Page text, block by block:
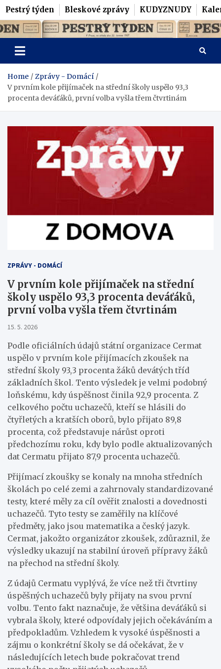
Pestrý týden Bleskové zprávy KUDYZNUDY
Skip
to
content
Pestrý Týden
Home
Zprávy - Domácí
V prvním kole přijímaček na střední školy uspělo 93,3
procenta deváťáků, první volba vyšla třem čtvrtinám
ZPRÁVY - DOMÁCÍ
V prvním kole přijímaček na střední
školy uspělo 93,3 procenta deváťáků,
první volba vyšla třem čtvrtinám
15. 5. 2026
Podle oficiálních údajů státní organizace Cermat
uspělo v prvním kole přijímacích zkoušek na
střední školy 93,3 procenta žáků devátých tříd
základních škol. Tento výsledek je velmi podobný
loňskému, kdy úspěšnost činila 92,9 procenta. Z
celkového počtu uchazečů, kteří se hlásili do
čtyřletých a kratších oborů, bylo přijato 89,8
procenta, což představuje nárůst oproti
předchozímu roku, kdy bylo podle aktualizovaných
dat Cermatu přijato 87,9 procenta uchazečů.
Přijímací zkoušky se konaly na mnoha středních
školách po celé zemi a zahrnovaly standardizované
testy, které měly za cíl ověřit znalosti a dovednosti
uchazečů. Tyto testy se zaměřily na klíčové
předměty, jako jsou matematika a český jazyk.
Cermat, jakožto organizátor zkoušek, zdůraznil, že
výsledky ukazují na stabilní úroveň přípravy žáků
na přechod na střední školy.
Z údajů Cermatu vyplývá, že více než tři čtvrtiny
úspěšných uchazečů byly přijaty na svou první
volbu. Tento fakt naznačuje, že většina deváťáků si
vybrala školy, které odpovídaly jejich očekáváním a
předpokladům. Vzhledem k vysoké úspěšnosti a
zájmu o konkrétní školy se dá očekávat, že v
následujících letech bude pokračovat trend